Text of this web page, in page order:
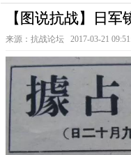
【图说抗战】日
来源：抗战论坛 2017-03-21